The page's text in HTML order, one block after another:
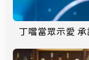
丁噹當眾示愛